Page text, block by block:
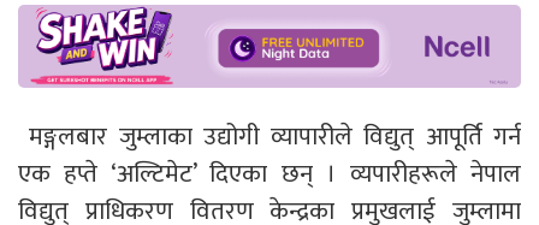
मङ्गलबार जुम्लाका उद्योगी व्यापारीले विद्युत् आपूर्ति गर्न
एक हप्ते ‘अल्टिमेट’ दिएका छन् । व्यपारीहरूले नेपाल
विद्युत् प्राधिकरण वितरण केन्द्रका प्रमुखलाई जुम्लामा